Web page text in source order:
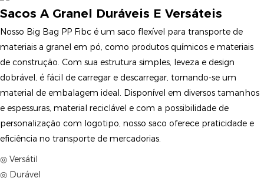
Sacos A Granel Duráveis ​​e Versáteis
Nosso Big Bag PP Fibc é um saco flexível para transporte de
materiais a granel em pó, como produtos químicos e materiais
de construção. Com sua estrutura simples, leveza e design
dobrável, é fácil de carregar e descarregar, tornando-se um
material de embalagem ideal. Disponível em diversos tamanhos
e espessuras, material reciclável e com a possibilidade de
personalização com logotipo, nosso saco oferece praticidade e
eficiência no transporte de mercadorias.
◎ Versátil
◎ Durável